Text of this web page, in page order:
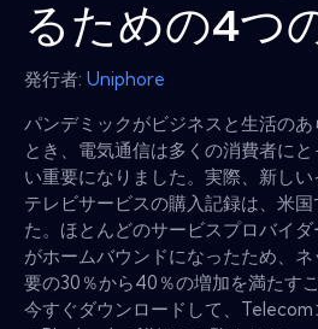
るための4つ
発行者: Uniphore
パンデミックがビジネスと生活の
とき、電気通信は多くの消費者に
い重要になりました。実際、新しい
テレビサービスの購入記録は、米
た。ほとんどのサービスプロバイ
がホームバウンドになったため、
要の30％から40％の増加を満たす
今すぐダウンロードして、Telecom